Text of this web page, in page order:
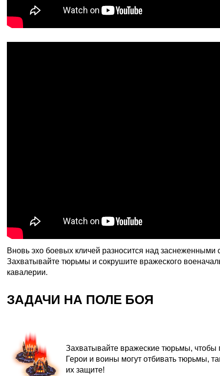
Вновь эхо боевых кличей разносится над заснеженными
Захватывайте тюрьмы и сокрушите вражеского
кавалерии.
ЗАДАЧИ НА ПОЛЕ БОЯ
Захватывайте вражеские тюрьмы, чтобы
Герои и воины могут отбивать тюрьмы,
их защите!